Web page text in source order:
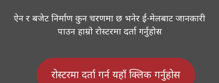
ऐन र बजेट निर्माण कुन चरणमा छ भनेर ई-मेलबाट जानकारी
पाउन हाम्रो रोस्टरमा दर्ता गर्नुहोस
रोस्टरमा दर्ता गर्न यहाँ क्लिक गर्नुहोस